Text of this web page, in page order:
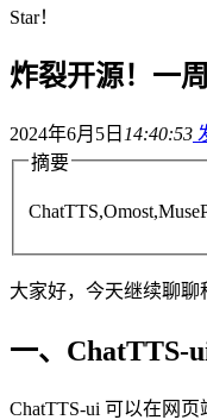
Star！
炸裂开源！一
2024年6月5日 14:40:53
摘要
大家好，今天继续聊聊
一、ChatTTS-
ChatTTS-ui 可以在网